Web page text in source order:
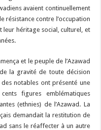
avaient continuellement
résistance contre l’occupation
héritage social, culturel, et
et le peuple de l’Azawad
la gravité de toute décision
notables ont présenté une
figures emblématiques
(ethnies) de l’Azawad. La
demandait la restitution de
sans le réaffecter à un autre